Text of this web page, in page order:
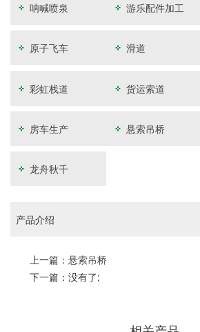
呐喊喷泉 游乐配件加工
原子飞车 滑道
彩虹栈道 货运索道
房车生产 悬索吊桥
龙舟秋千
产品介绍
上一篇：悬索吊桥
下一篇：没有了;